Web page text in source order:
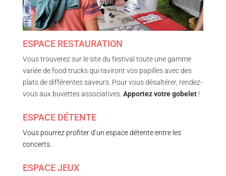
ESPACE RESTAURATION
Vous trouverez sur le site du festival toute une gamme
variée de food trucks qui raviront vos papilles avec des
plats de différentes saveurs. Pour vous désaltérer, rendez-
vous aux buvettes associatives. Apportez votre gobelet!
ESPACE DÉTENTE
Vous pourrez profiter d’un espace détente entre les
concerts.
ESPACE JEUX